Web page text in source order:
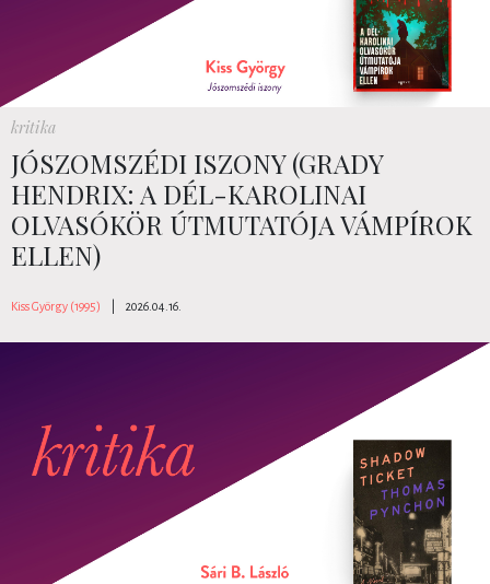
kritika
JÓSZOMSZÉDI ISZONY (GRADY
HENDRIX: A DÉL-KAROLINAI
OLVASÓKÖR ÚTMUTATÓJA VÁMPÍROK
ELLEN)
Kiss György (1995) 2026.04.16.